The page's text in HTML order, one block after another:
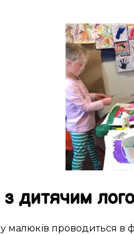
з дитячим
у малюків проводиться в